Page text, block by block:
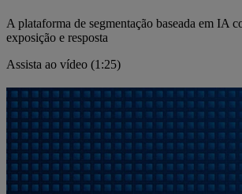
A plataforma de segmentação baseada em IA
exposição e resposta
Assista ao vídeo (1:25)